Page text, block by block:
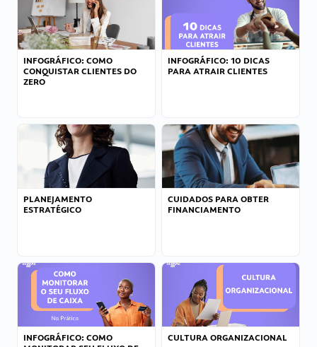
INFOGRÁFICO: COMO
CONQUISTAR CLIENTES DO
ZERO
INFOGRÁFICO: 10 DICAS
PARA ATRAIR CLIENTES
PLANEJAMENTO
ESTRATÉGICO
CUIDADOS PARA OBTER
FINANCIAMENTO
INFOGRÁFICO: COMO
CULTURA ORGANIZACIONAL